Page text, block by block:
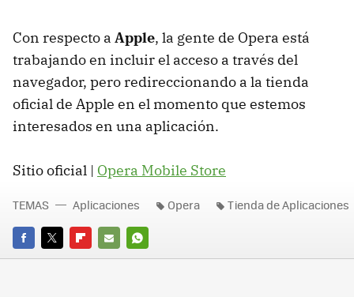
Con respecto a Apple, la gente de Opera está
trabajando en incluir el acceso a través del
navegador, pero redireccionando a la tienda
oficial de Apple en el momento que estemos
interesados en una aplicación.
Sitio oficial | Opera Mobile Store
FACEBOOK
TWITTERFLIPBOARD
E-
WHATSAPP
TEMAS Aplicaciones Opera Tienda de Aplicaciones